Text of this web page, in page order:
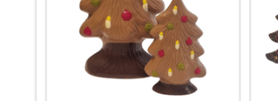
Let op: de XL kerstboom kan niet op de
post en is alleen af te halen.